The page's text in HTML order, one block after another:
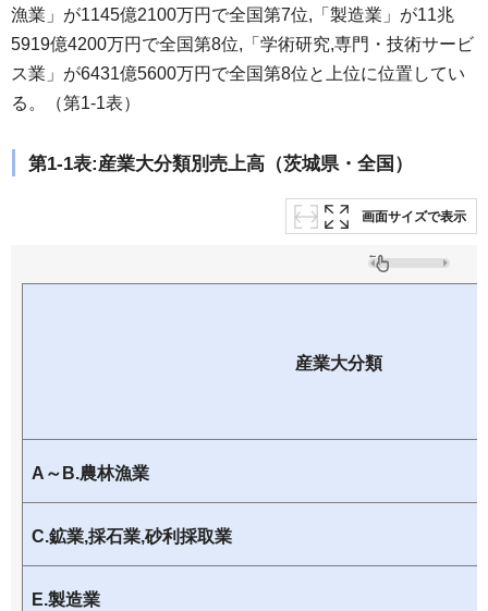
漁業」が1145億2100万円で全国第7位,「製造業」が11兆
5919億4200万円で全国第8位,「学術研究,専門・技術サービ
ス業」が6431億5600万円で全国第8位と上位に位置してい
る。（第1-1表）
第1-1表:産業大分類別売上高（茨城県・全国）
画面サイズで表示
産業大分類
A～B.農林漁業
C.鉱業,採石業,砂利採取業
E.製造業